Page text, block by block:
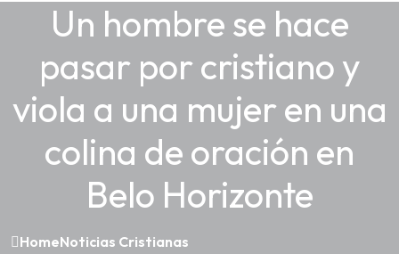
Un hombre se hace
pasar por cristiano y
viola a una mujer en una
colina de oración en
Belo Horizonte
HomeNoticias Cristianas